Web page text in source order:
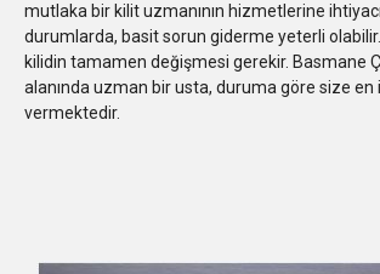
mutlaka bir kilit uzmanının hizmetlerine
durumlarda, basit sorun giderme yeterli
kilidin tamamen değişmesi gerekir. Basmane
alanında uzman bir usta, duruma göre size en
vermektedir.